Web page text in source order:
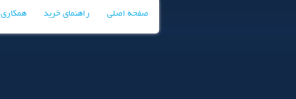
صفحه اصلی راهنمای خرید